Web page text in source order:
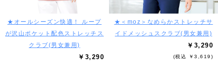
★オールシーズン快適！ ループ
が沢山ポケット配色ストレッチス
クラブ(男女兼用)
￥3,290
★＜moz＞なめらかストレッチサ
イドメッシュスクラブ(男女兼用)
￥3,290
(税込 ￥3,619)